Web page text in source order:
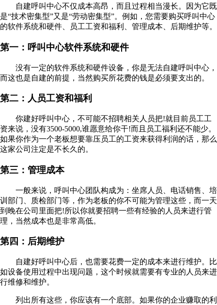
自建呼叫中心不仅成本高昂，而且过程相当漫长。因为它既
是“技术密集型”又是“劳动密集型”。例如，您需要购买呼叫中心
的软件系统和硬件、员工工资和福利、管理成本、后期维护等。
第一：呼叫中心软件系统和硬件
没有一定的软件系统和硬件设备，你是无法自建呼叫中心，
而这也是自建的前提，当然购买所花费的钱是必须要支出的。
第二：人员工资和福利
你建好呼叫中心，不可能不招聘相关人员把!就目前员工工
资来说，没有3500-5000,谁愿意给你干!而且员工福利还不能少。
如果你作为一个老板想要靠压员工的工资来获得利润的话，那么
这家公司注定是不长久的。
第三：管理成本
一般来说，呼叫中心团队构成为：坐席人员、电话销售、培
训部门、质检部门等，作为老板的你不可能为管理这些，而一天
到晚在公司里面把!所以你就要招聘一些有经验的人员来进行管
理，当然成本也是非常高低。
第四：后期维护
自建好呼叫中心后，也需要花费一定的成本来进行维护。比
如设备使用过程中出现问题，这个时候就需要有专业的人员来进
行维修和维护。
列出所有这些，你应该有一个底部。如果你的企业赚取的利